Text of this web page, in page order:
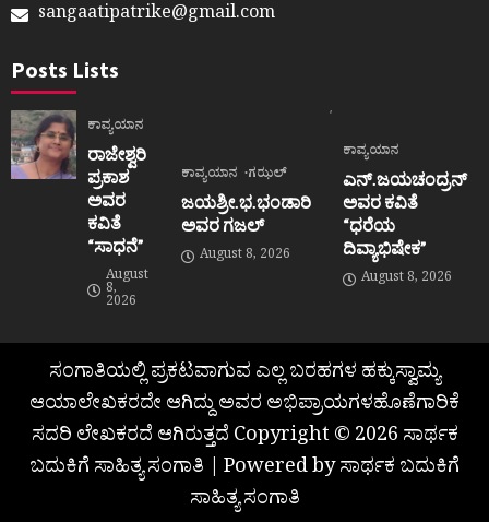
sangaatipatrike@gmail.com
Posts Lists
ಕಾವ್ಯಯಾನ
ರಾಜೇಶ್ವರಿ
ಪ್ರಕಾಶ
ಅವರ
ಕವಿತೆ
“ಸಾಧನೆ”
August
8,
2026
ಕಾವ್ಯಯಾನ ಗಝಲ್
ಜಯಶ್ರೀ.ಭ.ಭಂಡಾರಿ
ಅವರ ಗಜಲ್
August 8, 2026
ಕಾವ್ಯಯಾನ
ಎನ್.ಜಯಚಂದ್ರನ್
ಅವರ ಕವಿತೆ
“ಧರೆಯ
ದಿವ್ಯಾಭಿಷೇಕ”
August 8, 2026
ಸಂಗಾತಿಯಲ್ಲಿ ಪ್ರಕಟವಾಗುವ ಎಲ್ಲ ಬರಹಗಳ ಹಕ್ಕುಸ್ವಾಮ್ಯ
ಆಯಾಲೇಖಕರದೇ ಆಗಿದ್ದು ಅವರ ಅಭಿಪ್ರಾಯಗಳಹೊಣೆಗಾರಿಕೆ
ಸದರಿ ಲೇಖಕರದೆ ಆಗಿರುತ್ತದೆ Copyright © 2026 ಸಾರ್ಥಕ
ಬದುಕಿಗೆ ಸಾಹಿತ್ಯ ಸಂಗಾತಿ | Powered by ಸಾರ್ಥಕ ಬದುಕಿಗೆ
ಸಾಹಿತ್ಯ ಸಂಗಾತಿ